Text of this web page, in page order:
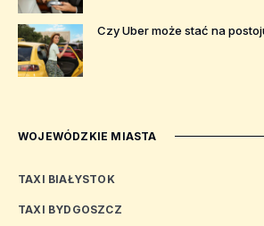
Czy Uber może stać na
WOJEWÓDZKIE MIASTA
TAXI BIAŁYSTOK
TAXI BYDGOSZCZ